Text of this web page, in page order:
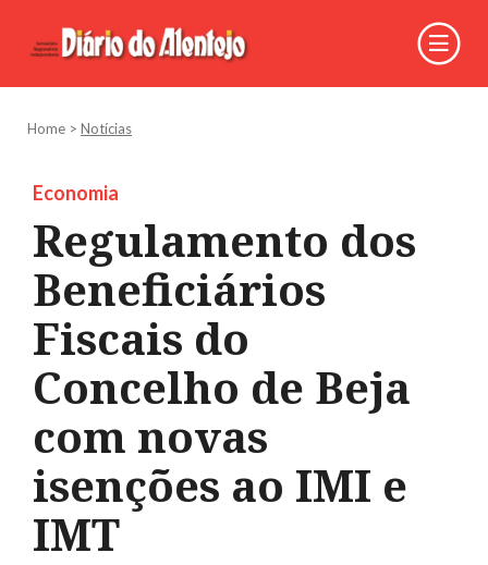
Home > Notícias
Economia
Regulamento dos
Beneficiários
Fiscais do
Concelho de Beja
com novas
isenções ao IMI e
IMT